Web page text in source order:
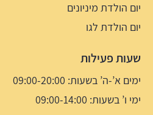
יום הולדת מיניונים
יום הולדת לגו
שעות פעילות
ימים א’-ה’ בשעות: 09:00-20:00
ימי ו’ בשעות: 09:00-14:00